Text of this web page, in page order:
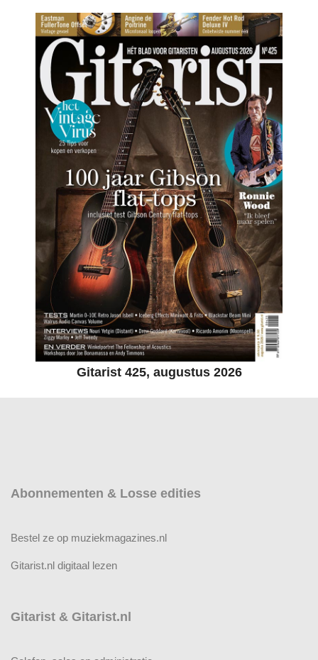
Gitarist 425, augustus 2026
Abonnementen & Losse edities
Bestel ze op muziekmagazines.nl
Gitarist.nl digitaal lezen
Gitarist & Gitarist.nl